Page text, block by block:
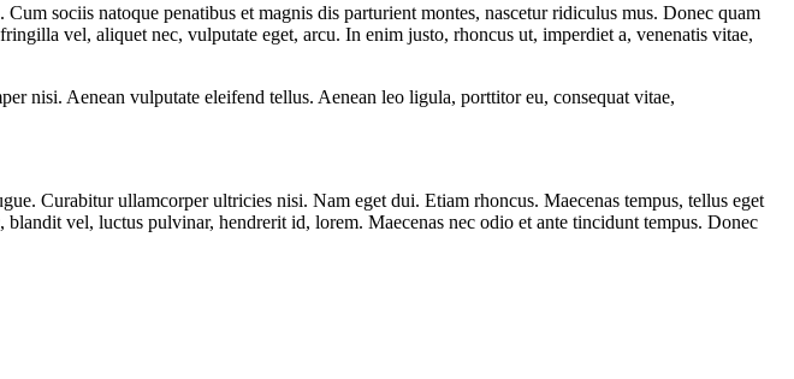
sociis natoque penatibus et magnis dis parturient montes, nascetur ridiculus mus. Donec quam
vel, aliquet nec, vulputate eget, arcu. In enim justo, rhoncus ut, imperdiet a, venenatis vitae,
nisi. Aenean vulputate eleifend tellus. Aenean leo ligula, porttitor eu, consequat vitae,
Curabitur ullamcorper ultricies nisi. Nam eget dui. Etiam rhoncus. Maecenas tempus, tellus eget
vel, luctus pulvinar, hendrerit id, lorem. Maecenas nec odio et ante tincidunt tempus. Donec